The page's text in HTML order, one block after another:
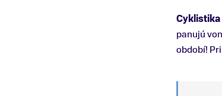
Cyklistika
panujú
období!